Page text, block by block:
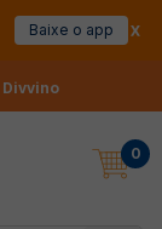
Baixe o app
Divvino
0